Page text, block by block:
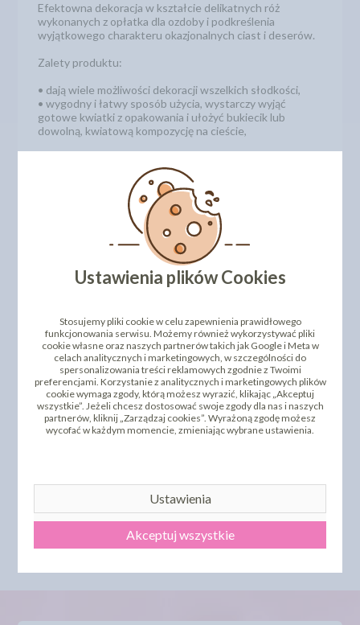
Efektowna dekoracja w kształcie delikatnych róż
wykonanych z opłatka dla ozdoby i podkreślenia
wyjątkowego charakteru okazjonalnych ciast i deserów.
Zalety produktu:
• dają wiele możliwości dekoracji wszelkich słodkości,
• wygodny i łatwy sposób użycia, wystarczy wyjąć
gotowe kwiatki z opakowania i ułożyć bukiecik lub
dowolną, kwiatową kompozycję na cieście,
Numer katalogowy: 030170
DODAJ SWOJĄ OPINIĘ
PRODUKTY PODOBNE
BIAŁA 35 SZT.
DO KOSZYKA
BIAŁA 15 SZT.
DO KOSZYKA
Ustawienia plików Cookies
Stosujemy pliki cookie w celu zapewnienia prawidłowego
funkcjonowania serwisu. Możemy również wykorzystywać pliki
cookie własne oraz naszych partnerów takich jak Google i Meta w
celach analitycznych i marketingowych, w szczególności do
spersonalizowania treści reklamowych zgodnie z Twoimi
preferencjami. Korzystanie z analitycznych i marketingowych plików
cookie wymaga zgody, którą możesz wyrazić, klikając „Akceptuj
wszystkie”. Jeżeli chcesz dostosować swoje zgody dla nas i naszych
partnerów, kliknij „Zarządzaj cookies”. Wyrażoną zgodę możesz
wycofać w każdym momencie, zmieniając wybrane ustawienia.
Ustawienia
Akceptuj wszystkie